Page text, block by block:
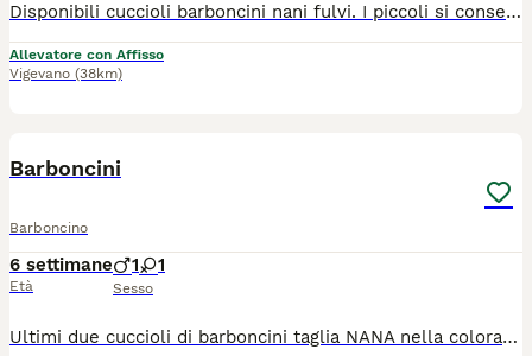
Disponibili cuccioli barboncini nani fulvi. I piccoli si consegnano con doppia vaccinazione, microchip, libretto sanitario, certificato di buona salute, contratto di cessione, kit cibo iniziale e pedigree. Genitori testati e visibili. Esperienza di allevamento quarantennale, competenza e serietà. Per ulteriori informazioni o per fissare un appuntamento è richiesta una telefonata. Mantengo i contatti nel tempo. Possibilità di servizio pensione in caso di assenza temporanea.
Allevatore con Affisso
Vigevano (38km)
Barboncini
Barboncino
6 settimane
Età
1 1
Sesso
Ultimi due cuccioli di barboncini taglia NANA nella colorazione Red/ albicocca. I cuccioli saranno pronti per fine agosto se svezzati. Saranno consegnati sverminati,vaccinati,con antiparassitario,microchip,libretto sanitario che ne attestino la buona salute. Crescono in ambiente familiare. La mamma è visibile con i cuccioli. Per altre info contattatemi. No perditempo No perditempo No perditempo